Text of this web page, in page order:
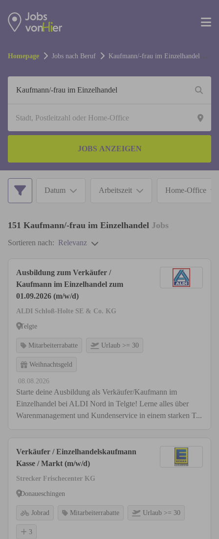
Homepage Jobs nach Beruf
Kaufmann/-frau im Einzelhandel
JOBS ANZEIGEN
Datum Arbeitszeit Home-Office
151 Kaufmann/-frau im Einzelhandel Jobs
Sortieren nach: Relevanz
Ausbildung zum Verkäufer /
Kaufmann im Einzelhandel zum
01.09.2026 (m/w/d)
ALDI Schloß-Holte SE & Co. KG
Telgte
Mitarbeiterrabatte Urlaub >= 30
Weihnachtsgeld
08.08.2026
Starte deine Ausbildung als Verkäufer/Kaufmann im
Einzelhandel bei ALDI Nord in Telgte! Lerne alles über
Warenmanagement und Kundenservice in einem starken T...
Verkäufer / Einzelhandelskaufmann
Kasse / Markt (m/w/d)
Strecker Frischecenter KG
Donaueschingen
Jobrad Mitarbeiterrabatte Urlaub >= 30
3